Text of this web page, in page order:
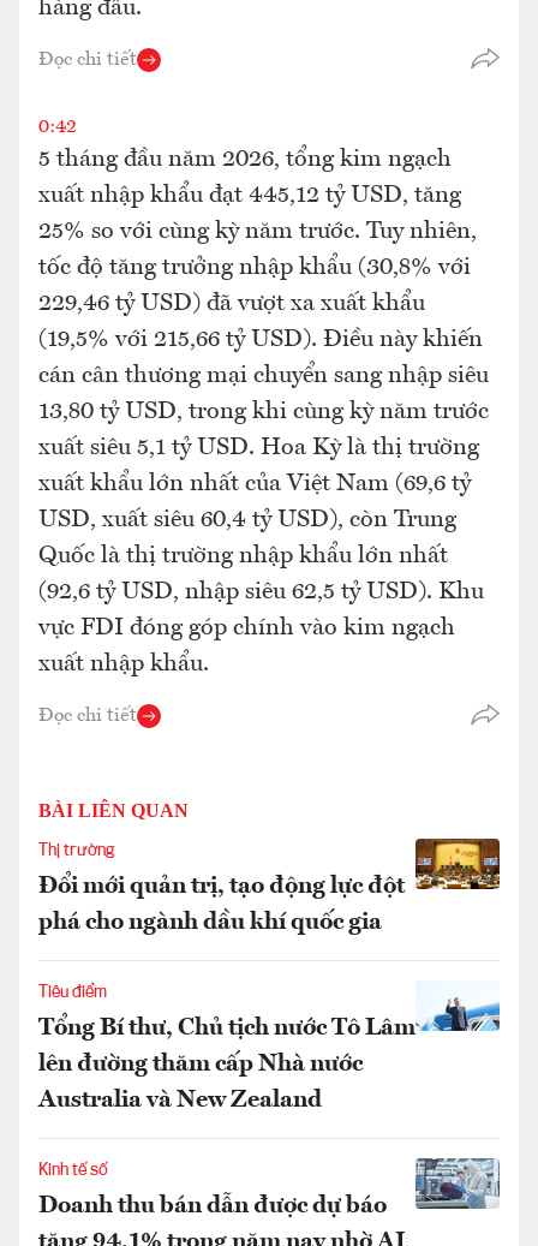
hàng đầu.
Đọc chi tiết
0:42
5 tháng đầu năm 2026, tổng kim ngạch
xuất nhập khẩu đạt 445,12 tỷ USD, tăng
25% so với cùng kỳ năm trước. Tuy nhiên,
tốc độ tăng trưởng nhập khẩu (30,8% với
229,46 tỷ USD) đã vượt xa xuất khẩu
(19,5% với 215,66 tỷ USD). Điều này khiến
cán cân thương mại chuyển sang nhập siêu
13,80 tỷ USD, trong khi cùng kỳ năm trước
xuất siêu 5,1 tỷ USD. Hoa Kỳ là thị trường
xuất khẩu lớn nhất của Việt Nam (69,6 tỷ
USD, xuất siêu 60,4 tỷ USD), còn Trung
Quốc là thị trường nhập khẩu lớn nhất
(92,6 tỷ USD, nhập siêu 62,5 tỷ USD). Khu
vực FDI đóng góp chính vào kim ngạch
xuất nhập khẩu.
Đọc chi tiết
BÀI LIÊN QUAN
Thị trường
Đổi mới quản trị, tạo động lực đột
phá cho ngành dầu khí quốc gia
Tiêu điểm
Tổng Bí thư, Chủ tịch nước Tô Lâm
lên đường thăm cấp Nhà nước
Australia và New Zealand
Kinh tế số
Doanh thu bán dẫn được dự báo